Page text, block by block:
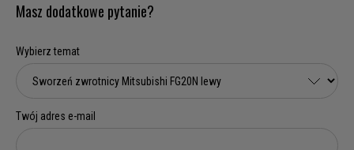
Masz dodatkowe pytanie?